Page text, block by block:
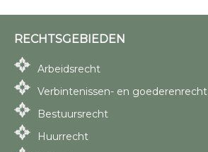
RECHTSGEBIEDEN
Arbeidsrecht
Verbintenissen- en goederenrecht
Bestuursrecht
Huurrecht